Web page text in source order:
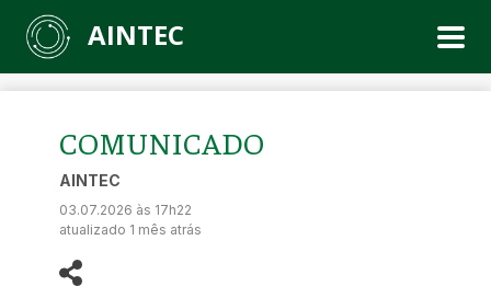
AINTEC
COMUNICADO
AINTEC
03.07.2026 às 17h22
atualizado 1 mês atrás